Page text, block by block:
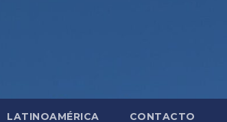
LATINOAMÉRICA CONTACTO